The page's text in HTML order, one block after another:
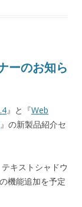
ーのお知ら
』と『Web
』の新製品紹介セ
キストシャドウ
機能追加を予定